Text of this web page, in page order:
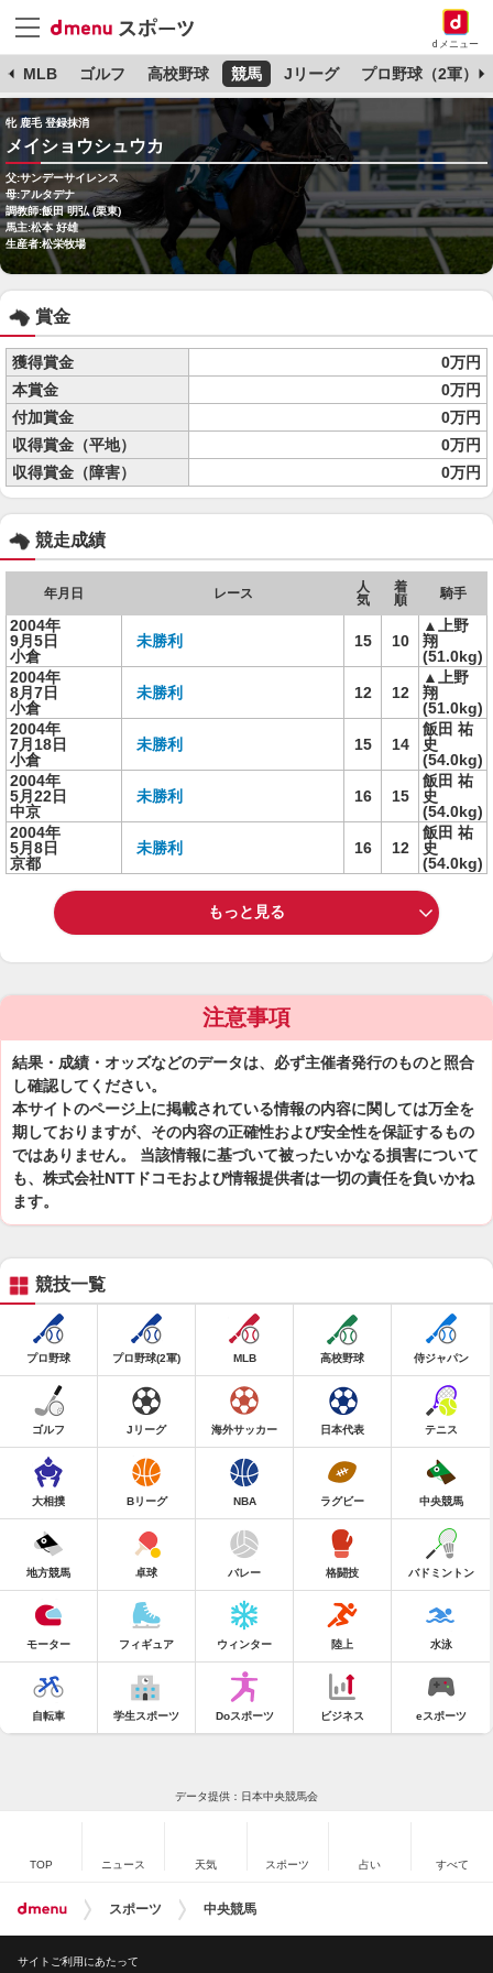
dメニュー
MLB ゴルフ 高校野球 競馬 Jリーグ プロ野球（2軍）
牝 鹿毛 登録抹消
メイショウシュウカ
父:サンデーサイレンス
母:アルタデナ
調教師:飯田 明弘 (栗東)
馬主:松本 好雄
生産者:松栄牧場
賞金
獲得賞金
0万円
本賞金
0万円
付加賞金
0万円
収得賞金（平地）
0万円
収得賞金（障害）
0万円
競走成績
年月日 レース
人
気
着
順
騎手
2004年
9月5日
小倉
未勝利 15 10
▲上野
翔
(51.0kg)
2004年
8月7日
小倉
未勝利 12 12
▲上野
翔
(51.0kg)
2004年
7月18日
小倉
未勝利 15 14
飯田 祐
史
(54.0kg)
2004年
5月22日
中京
未勝利 16 15
飯田 祐
史
(54.0kg)
2004年
5月8日
京都
未勝利 16 12
飯田 祐
史
(54.0kg)
もっと見る
注意事項
結果・成績・オッズなどのデータは、必ず主催者発行のものと照合
し確認してください。
本サイトのページ上に掲載されている情報の内容に関しては万全を
期しておりますが、その内容の正確性および安全性を保証するもの
ではありません。 当該情報に基づいて被ったいかなる損害について
も、株式会社NTTドコモおよび情報提供者は一切の責任を負いかね
ます。
競技一覧
プロ野球 プロ野球(2軍) MLB 高校野球 侍ジャパン
ゴルフ Jリーグ 海外サッカー 日本代表 テニス
大相撲 Bリーグ NBA ラグビー 中央競馬
地方競馬 卓球 バレー 格闘技 バドミントン
モーター フィギュア ウィンター 陸上 水泳
自転車 学生スポーツ Doスポーツ ビジネス eスポーツ
データ提供：日本中央競馬会
TOP ニュース 天気 スポーツ 占い すべて
スポーツ 中央競馬
サイトご利用にあたって